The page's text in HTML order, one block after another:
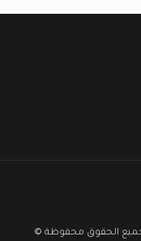
جميع الحقوق محفوظة ©